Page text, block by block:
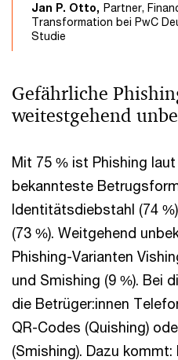
Jan P. Otto, Partner,
Transformation bei PwC
Studie
Gefährliche
weitestgehend
Mit 75 % ist Phishing
bekannteste
Identitätsdiebstahl (74
(73 %). Weitgehend
Phishing-Varianten
und Smishing (9 %). Bei
die Betrüger:innen
QR-Codes (Quishing)
(Smishing). Dazu